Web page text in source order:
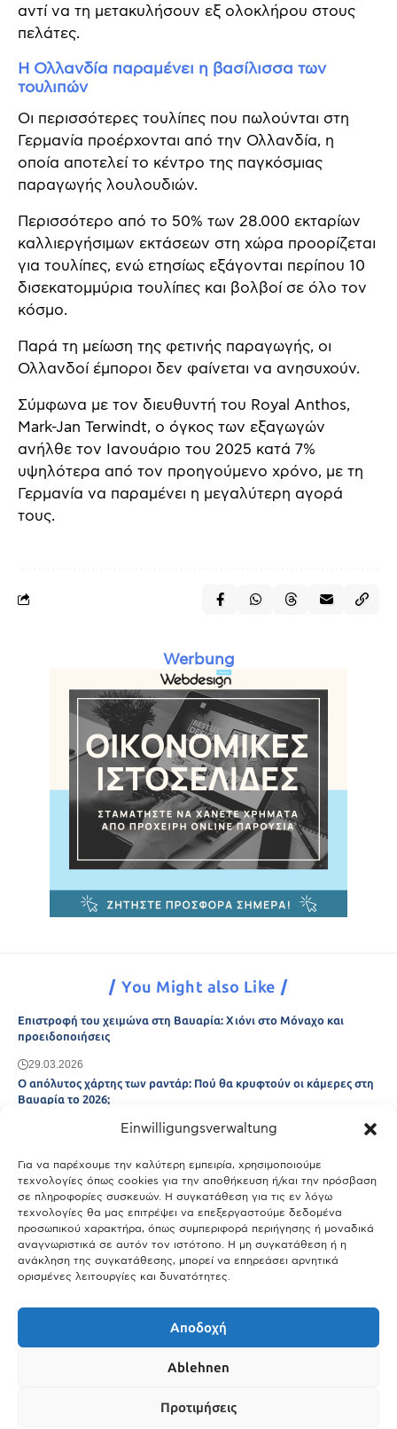
Einwilligungsverwaltung
Για να παρέχουμε την καλύτερη εμπειρία, χρησιμοποιούμε
τεχνολογίες όπως cookies για την αποθήκευση ή/και την πρόσβαση
σε πληροφορίες συσκευών. Η συγκατάθεση για τις εν λόγω
τεχνολογίες θα μας επιτρέψει να επεξεργαστούμε δεδομένα
προσωπικού χαρακτήρα, όπως συμπεριφορά περιήγησης ή μοναδικά
αναγνωριστικά σε αυτόν τον ιστότοπο. Η μη συγκατάθεση ή η
ανάκληση της συγκατάθεσης, μπορεί να επηρεάσει αρνητικά
ορισμένες λειτουργίες και δυνατότητες.
Αποδοχή
Ablehnen
Προτιμήσεις
αντί να τη μετακυλήσουν εξ ολοκλήρου στους
πελάτες.
Η Ολλανδία παραμένει η βασίλισσα των
τουλιπών
Οι περισσότερες τουλίπες που πωλούνται στη
Γερμανία προέρχονται από την Ολλανδία, η
οποία αποτελεί το κέντρο της παγκόσμιας
παραγωγής λουλουδιών.
Περισσότερο από το 50% των 28.000 εκταρίων
καλλιεργήσιμων εκτάσεων στη χώρα προορίζεται
για τουλίπες, ενώ ετησίως εξάγονται περίπου 10
δισεκατομμύρια τουλίπες και βολβοί σε όλο τον
κόσμο.
Παρά τη μείωση της φετινής παραγωγής, οι
Ολλανδοί έμποροι δεν φαίνεται να ανησυχούν.
Σύμφωνα με τον διευθυντή του Royal Anthos,
Mark-Jan Terwindt, ο όγκος των εξαγωγών
ανήλθε τον Ιανουάριο του 2025 κατά 7%
υψηλότερα από τον προηγούμενο χρόνο, με τη
Γερμανία να παραμένει η μεγαλύτερη αγορά
τους.
Werbung
You Might also Like
Επιστροφή του χειμώνα στη Βαυαρία: Χιόνι στο Μόναχο και
προειδοποιήσεις
29.03.2026
Ο απόλυτος χάρτης των ραντάρ: Πού θα κρυφτούν οι κάμερες στη
Βαυαρία το 2026;
Μόναχο;
25.03.2026
Θύελλα χτυπά το Μόναχο: Κίνδυνος από τους ισχυρούς ανέμους
και τις καταιγίδες
25.03.2026